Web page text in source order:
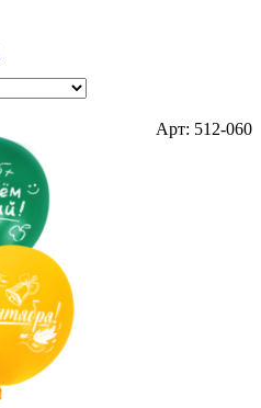
Арт: 512-060